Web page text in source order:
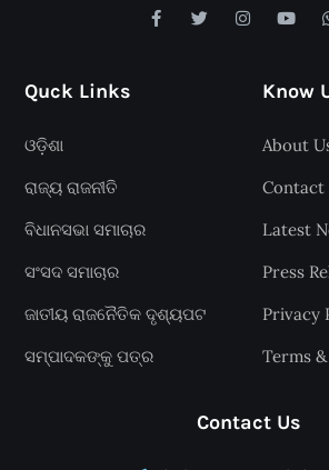
Quck Links
ଓଡ଼ିଶା
ରାଜ୍ୟ ରାଜନୀତି
ବିଧାନସଭା ସମାଚାର
ସଂସଦ ସମାଚାର
ଜାତୀୟ ରାଜନୈତିକ ଦୃଶ୍ୟପଟ
ସମ୍ପାଦକଙ୍କୁ ପତ୍ର
Know
About
Contact
Latest
Press
Privacy
Terms
Contact Us